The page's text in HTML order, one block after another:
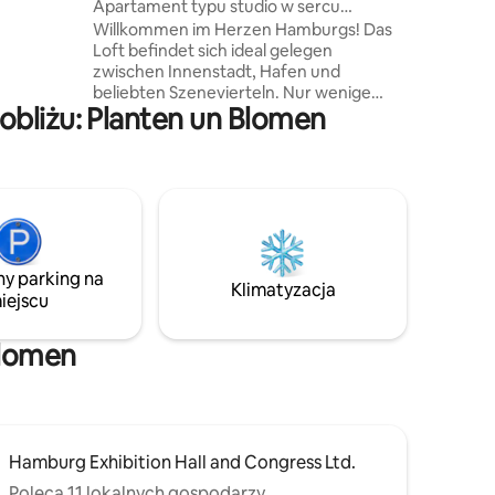
Apartament typu studio w sercu
Hamburga
Willkommen im Herzen Hamburgs! Das
Loft befindet sich ideal gelegen
zwischen Innenstadt, Hafen und
beliebten Szenevierteln. Nur wenige
Schritte trennen dich von Planten un
Blomen, der lebhaften Reeperbahn, dem
auch bequem zu Fuß erkunden. Ob
Shopping, Kultur oder Kulinarik – hier bist
du mitten im urbanen Hamburger
Planten un Blomen
parking na
Klimatyzacja
Hamburg Exhibition Hall and Congress Ltd.